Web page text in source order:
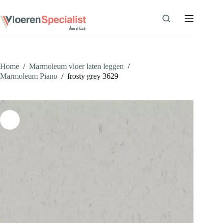
de
inhoud
Home / Marmoleum vloer laten leggen /
Marmoleum Piano / frosty grey 3629